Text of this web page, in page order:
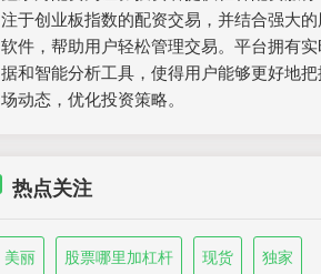
注于创业板指数的配资交易，并结合强大
软件，帮助用户轻松管理交易。平台拥有
据和智能分析工具，使得用户能够更好地
场动态，优化投资策略。
热点关注
美丽 股票哪里加杠杆 现货 独家